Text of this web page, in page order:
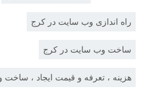
راه اندازی وب سایت در کرج
ساخت وب سایت در کرج
هزینه ، تعرفه و قیمت ایجاد ، ساخت